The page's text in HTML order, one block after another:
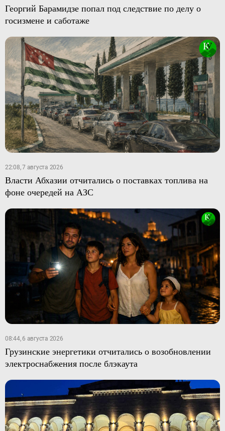
Георгий Барамидзе попал под следствие по делу о
госизмене и саботаже
22:08, 7 августа 2026
Власти Абхазии отчитались о поставках топлива на
фоне очередей на АЗС
08:44, 6 августа 2026
Грузинские энергетики отчитались о возобновлении
электроснабжения после блэкаута